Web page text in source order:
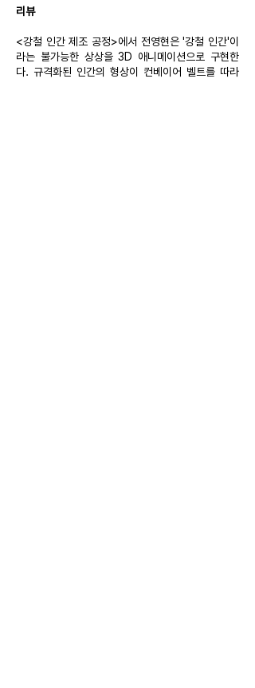
리뷰
<강철 인간 제조 공정>에서 전영현은 '강철 인간'이
라는 불가능한 상상을 3D 애니메이션으로 구현한
다. 규격화된 인간의 형상이 컨베이어 벨트를 따라